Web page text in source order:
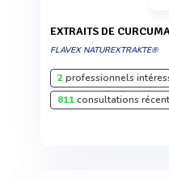
EXTRAITS DE
FLAVEX NATUREXTRAKTE®
2professionnels
811consultations